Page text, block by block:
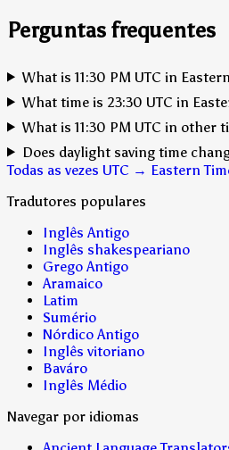
Perguntas frequentes
What is 11:30 PM UTC in
What time is 23:30 UTC in
What is 11:30 PM UTC in other
Does daylight saving time
Todas as vezes UTC → Eastern
Tradutores populares
Inglês Antigo
Inglês shakespeariano
Grego Antigo
Aramaico
Latim
Sumério
Nórdico Antigo
Inglês vitoriano
Baváro
Inglês Médio
Navegar por idiomas